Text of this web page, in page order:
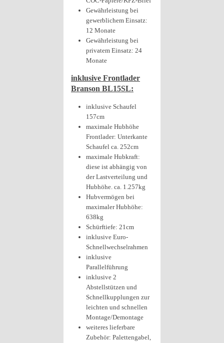
Gewährleistung bei
gewerblichem Einsatz:
12 Monate
Gewährleistung bei
privatem Einsatz: 24
Monate
inklusive Frontlader
Branson BL15SL:
inklusive Schaufel
157cm
maximale Hubhöhe
Frontlader: Unterkante
Schaufel ca. 252cm
maximale Hubkraft:
diese ist abhängig von
der Lastverteilung und
Hubhöhe. ca. 1.257kg
Hubvermögen bei
maximaler Hubhöhe:
638kg
Schürftiefe: 21cm
inklusive Euro-
Schnellwechselrahmen
inklusive
Parallelführung
inklusive 2
Abstellstützen und
Schnellkupplungen zur
leichten und schnellen
Montage/Demontage
weiteres lieferbare
Zubehör: Palettengabel,